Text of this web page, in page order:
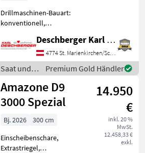
Drillmaschinen-Bauart:
konventionell,
Fahrgassenschaltung,
Beleuchtung Amazone D9
3000 Special Sämaschine -
Saatkasteninhalt: 450 l mit
25 RoTeC-Scha
Deschberger Karl Landtechnik GesmbH & Co KG
4774 St. Marienkirchen/Schärding
Saat und
Pflege /
Amazone
Premium Gold Händler
Amazone D9
3000 Spezial
14.950
€
inkl. 20 %
MwSt.
12.458,33 €
exkl.
Bj. 2026
300 cm
Einscheibenschare,
Extrastriegel,